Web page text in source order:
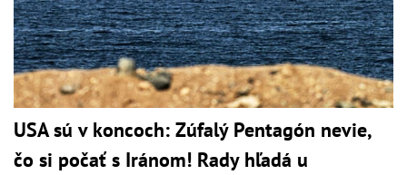
USA sú v koncoch: Zúfalý Pentagón nevie,
čo si počať s Iránom! Rady hľadá u